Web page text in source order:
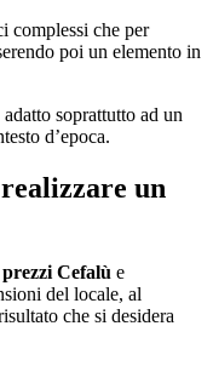
complessi che per
poi un elemento in
soprattutto ad un
d’epoca.
un
Cefalù e
del locale, al
che si desidera